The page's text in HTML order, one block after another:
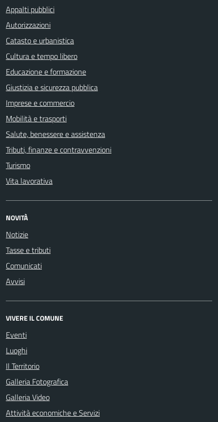
Appalti pubblici
Autorizzazioni
Catasto e urbanistica
Cultura e tempo libero
Educazione e formazione
Giustizia e sicurezza pubblica
Imprese e commercio
Mobilità e trasporti
Salute, benessere e assistenza
Tributi, finanze e contravvenzioni
Turismo
Vita lavorativa
NOVITÀ
Notizie
Tasse e tributi
Comunicati
Avvisi
VIVERE IL COMUNE
Eventi
Luoghi
Il Territorio
Galleria Fotografica
Galleria Video
Attività economiche e Servizi